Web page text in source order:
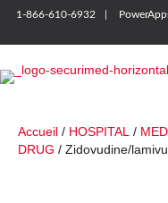
1-866-610-6932
Accueil / HOSPITAL /
DRUG / Zidovudine/